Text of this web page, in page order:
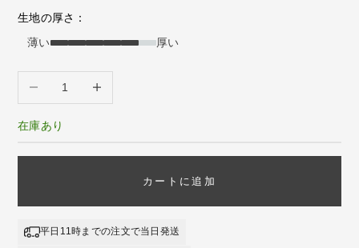
生地の厚さ：
薄い
厚い
数量を減らす 数量を増やす
在庫あり
カートに追加
平日11時までの注文で当日発送